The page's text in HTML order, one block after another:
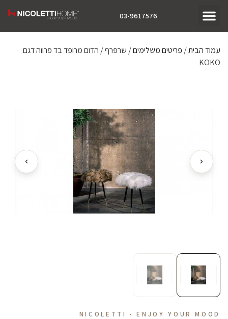
03-9617576
עמוד הבית/ פריטים משלימים/ שרפרף / הדום מרופד בד פרווה דגם
KOKO
NICOLETTI · ENJOY YOUR MOOD